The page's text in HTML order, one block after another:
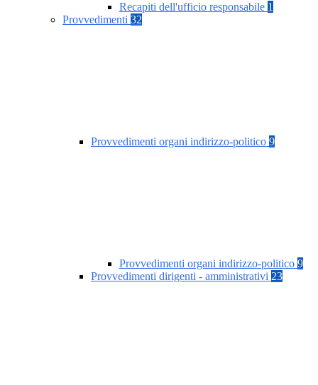
Recapiti dell'ufficio responsabile 1
Provvedimenti 32
Provvedimenti organi indirizzo-politico 9
Provvedimenti organi indirizzo-politico 9
Provvedimenti dirigenti - amministrativi 23